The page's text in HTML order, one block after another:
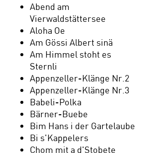
Abend am
Vierwaldstättersee
Aloha Oe
Am Gössi Albert sinä
Am Himmel stoht es
Sternli
Appenzeller-Klänge Nr.2
Appenzeller-Klänge Nr.3
Babeli-Polka
Bärner-Buebe
Bim Hans i der Gartelaube
Bi s'Kappelers
Chom mit a d'Stobete